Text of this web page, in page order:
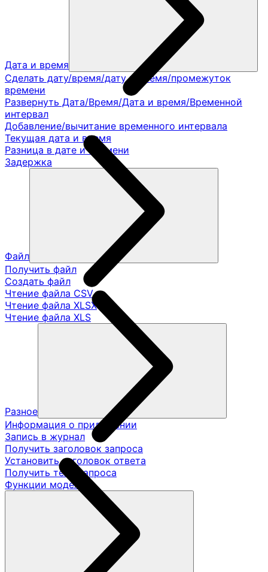
Дата и время
Сделать дату/время/дату и время/промежуток
времени
Развернуть Дата/Время/Дата и время/Временной
интервал
Добавление/вычитание временного интервала
Текущая дата и время
Разница в дате и времени
Задержка
Файл
Получить файл
Создать файл
Чтение файла CSV
Чтение файла XLSX
Чтение файла XLS
Разное
Информация о приложении
Запись в журнал
Получить заголовок запроса
Установить заголовок ответа
Получить тело запроса
Функции модели